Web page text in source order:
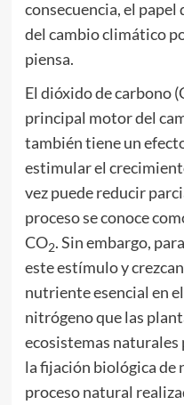
consecuencia, el papel
del cambio climático
piensa.
El dióxido de carbono
principal motor del
también tiene un
estimular el
vez puede reducir
proceso se conoce
CO2. Sin embargo,
este estímulo y
nutriente esencial en
nitrógeno que las
ecosistemas naturales
la fijación biológica de
proceso natural